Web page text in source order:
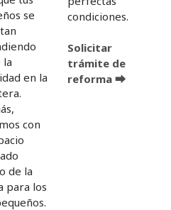
se
la
en la
con
de la
para los
condiciones.
Solicitar
trámite de
reforma ⮕